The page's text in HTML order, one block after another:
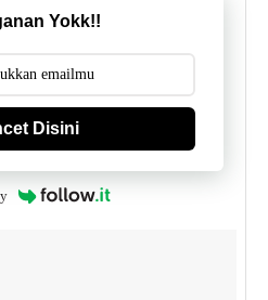
Yokk!!
Disini